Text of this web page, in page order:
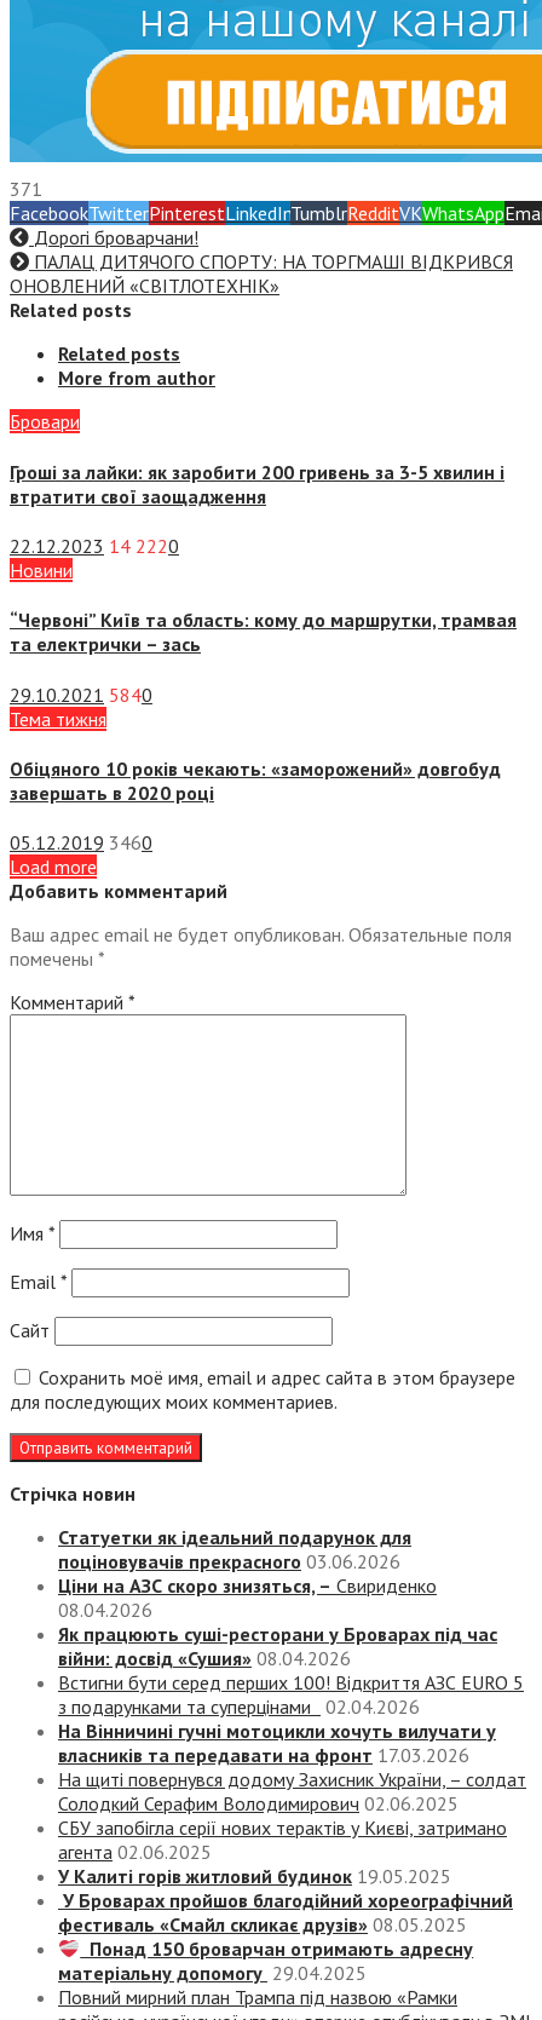
371
FacebookTwitterPinterestLinkedInTumblrRedditVKWhatsApp
Дорогі броварчани!
ПАЛАЦ ДИТЯЧОГО СПОРТУ: НА ТОРГМАШІ ВІДКРИВСЯ
ОНОВЛЕНИЙ «СВІТЛОТЕХНІК»
Related posts
Related posts
More from author
Бровари
Гроші за лайки: як заробити 200 гривень за 3-5 хвилин і
втратити свої заощадження
22.12.2023 14 2220
Новини
“Червоні” Київ та область: кому до маршрутки, трамвая
та електрички – зась
29.10.2021 5840
Тема тижня
Обіцяного 10 років чекають: «заморожений» довгобуд
завершать в 2020 році
05.12.2019 3460
Load more
Добавить комментарий
Ваш адрес email не будет опубликован. Обязательные поля
помечены *
Комментарий *
Имя *
Email *
Сайт
Сохранить моё имя, email и адрес сайта в этом браузере
для последующих моих комментариев.
Стрічка новин
Статуетки як ідеальний подарунок для
поціновувачів прекрасного 03.06.2026
Ціни на АЗС скоро знизяться, – Свириденко
08.04.2026
Як працюють суші-ресторани у Броварах під час
війни: досвід «Сушия» 08.04.2026
Встигни бути серед перших 100! Відкриття АЗС EURO 5
з подарунками та суперцінами
02.04.2026
На Вінничині гучні мотоцикли хочуть вилучати у
власників та передавати на фронт 17.03.2026
На щиті повернувся додому Захисник України, – солдат
Солодкий Серафим Володимирович 02.06.2025
СБУ запобігла серії нових терактів у Києві, затримано
агента 02.06.2025
У Калиті горів житловий будинок 19.05.2025
У Броварах пройшов благодійний хореографічний
фестиваль «Смайл скликає друзів» 08.05.2025
Понад 150 броварчан отримають адресну
матеріальну допомогу 29.04.2025
Повний мирний план Трампа під назвою «‎Рамки